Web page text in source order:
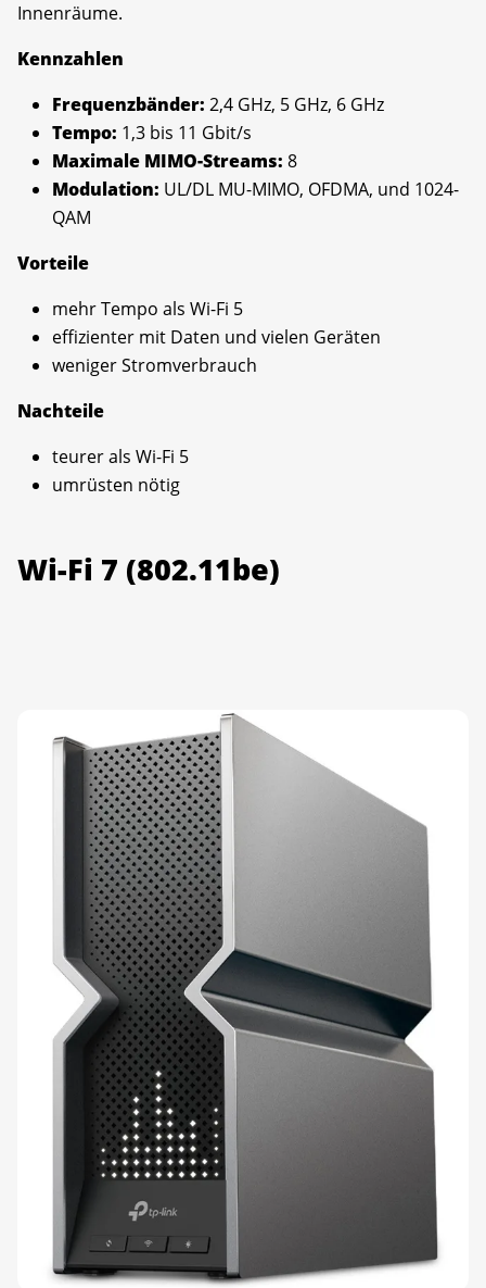
Innenräume.
Kennzahlen
Frequenzbänder: 2,4 GHz, 5 GHz, 6 GHz
Tempo: 1,3 bis 11 Gbit/s
Maximale MIMO-Streams: 8
Modulation: UL/DL MU-MIMO, OFDMA, und 1024-
QAM
Vorteile
mehr Tempo als Wi-Fi 5
effizienter mit Daten und vielen Geräten
weniger Stromverbrauch
Nachteile
teurer als Wi-Fi 5
umrüsten nötig
Wi-Fi 7 (802.11be)